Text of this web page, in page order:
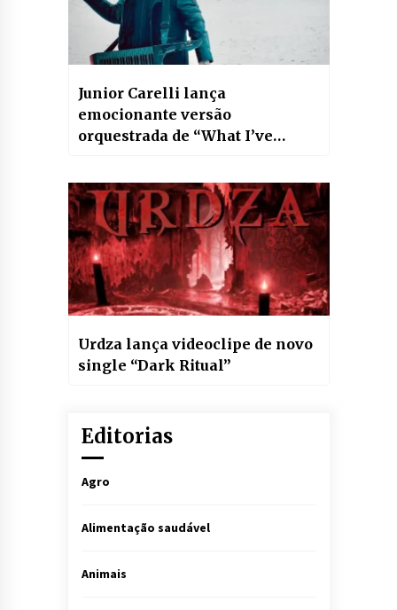
Junior Carelli lança
emocionante versão
orquestrada de “What I’ve
Urdza lança videoclipe de novo
single “Dark Ritual”
Editorias
Agro
Alimentação saudável
Animais